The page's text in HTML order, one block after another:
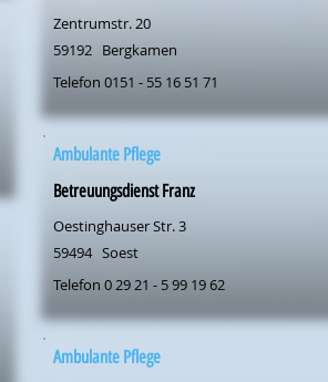
Zentrumstr. 20
59192 Bergkamen
Telefon 0151 - 55 16 51 71
Ambulante Pflege
Betreuungsdienst Franz
Oestinghauser Str. 3
59494 Soest
Telefon 0 29 21 - 5 99 19 62
Ambulante Pflege